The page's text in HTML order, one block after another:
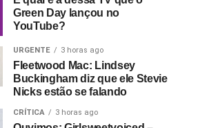
Green Day lançou no
YouTube?
URGENTE 3 horas ago
Fleetwood Mac: Lindsey
Buckingham diz que ele Stevie
Nicks estão se falando
CRÍTICA 3 horas ago